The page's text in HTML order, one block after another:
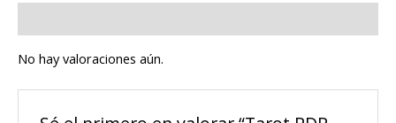
No hay valoraciones aún.